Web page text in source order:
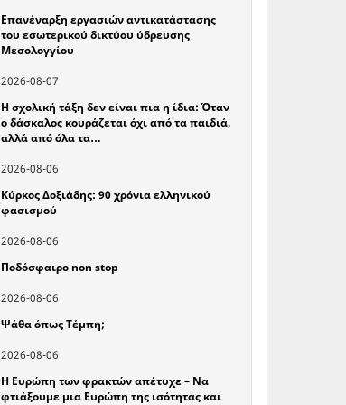
Επανέναρξη εργασιών αντικατάστασης
του εσωτερικού δικτύου ύδρευσης
Μεσολογγίου
2026-08-07
Η σχολική τάξη δεν είναι πια η ίδια: Όταν
ο δάσκαλος κουράζεται όχι από τα παιδιά,
αλλά από όλα τα…
2026-08-06
Κύρκος Δοξιάδης: 90 χρόνια ελληνικού
φασισμού
2026-08-06
Ποδόσφαιρο non stop
2026-08-06
Ψάθα όπως Τέμπη;
2026-08-06
Η Ευρώπη των φρακτών απέτυχε – Να
φτιάξουμε μια Ευρώπη της ισότητας και